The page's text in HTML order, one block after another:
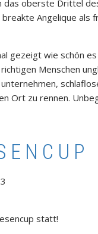
das oberste Drittel
Angelique als
gezeigt wie schön
Menschen
Ort zu rennen.
statt!